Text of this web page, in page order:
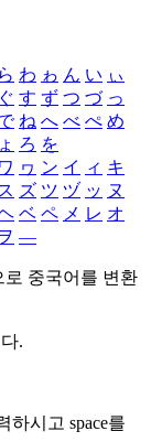
ら わ ゎ ん い ぃ
ぐ す ず つ づ っ
ね へ べ ぺ め
ょ ろ を
ワ ヮ ン イ ィ キ
ズ ツ ヅ ッ ヌ
ベ ペ メ レ オ
ヲ ―
로 중국어를 변환
.
하시고 space를